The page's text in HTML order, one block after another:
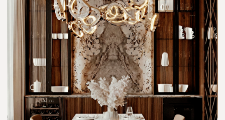
Рассчитаем стоимость
вашего проекта в трех
вариантах
Один и тот же проект можно реализовать
по разному — заменить часть
материалов, упростить конструктив
или выбрав другую технологию
производства. Наши технологи считают